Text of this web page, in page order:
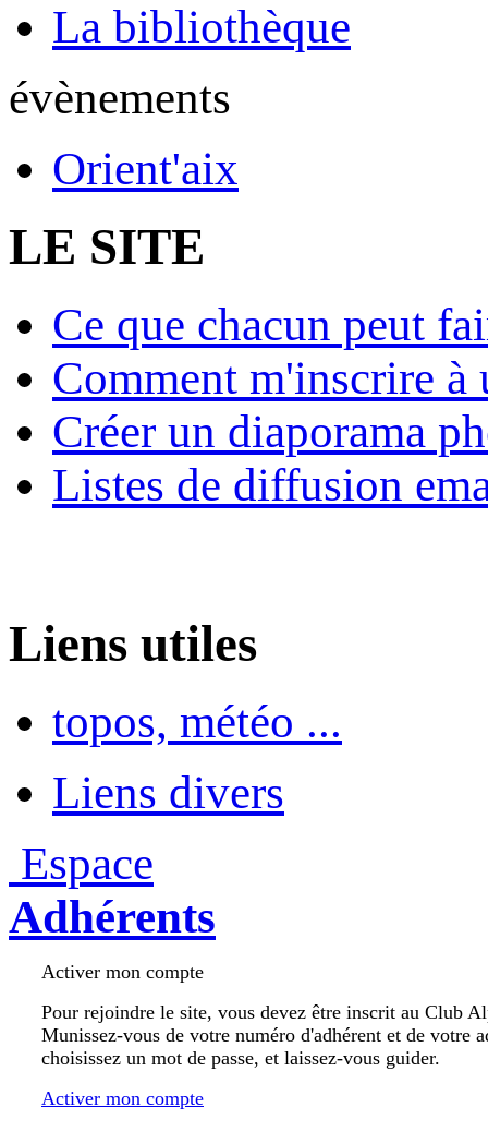
La bibliothèque
évènements
Orient'aix
LE SITE
Ce que chacun peut
Comment m'inscrire à
Créer un diaporama
Listes de diffusion
Liens utiles
topos, météo ...
Liens divers
Espace
Adhérents
Activer mon compte
Pour rejoindre le site, vous devez être inscrit au Club
Munissez-vous de votre numéro d'adhérent et de votre
choisissez un mot de passe, et laissez-vous guider.
Activer mon compte